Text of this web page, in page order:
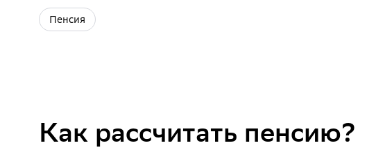
Пенсия
Как рассчитать пенсию?